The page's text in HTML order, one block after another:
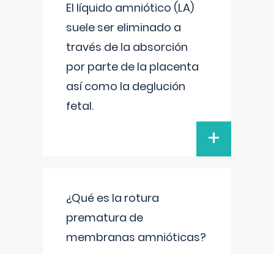
El líquido amniótico (LA)
suele ser eliminado a
través de la absorción
por parte de la placenta
así como la deglución
fetal.
+
¿Qué es la rotura
prematura de
membranas amnióticas?